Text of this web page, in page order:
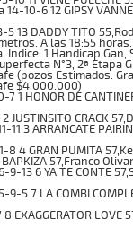
10-6 12 GIPSY
13 DADDY TITO
metros. A las 18:55
Indice: 1 Handicap Gan,
N°3, 2ª Etapa
(pozos Estimados:
$4.000.000)
1 HONOR DE
JUSTINSITO CRACK
11 3 ARRANCATE
8 4 GRAN PUMITA
57,Franco
13 6 YA TE CONTE
5 7 LA COMBI
EXAGGERATOR LOVE